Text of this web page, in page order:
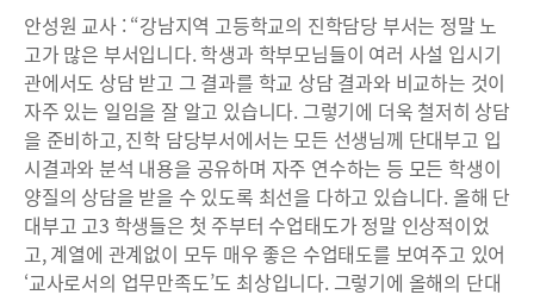
안성원 교사 : “강남지역 고등학교의 진학담당 부서는 정말 노
고가 많은 부서입니다. 학생과 학부모님들이 여러 사설 입시기
관에서도 상담 받고 그 결과를 학교 상담 결과와 비교하는 것이
자주 있는 일임을 잘 알고 있습니다. 그렇기에 더욱 철저히 상담
을 준비하고, 진학 담당부서에서는 모든 선생님께 단대부고 입
시결과와 분석 내용을 공유하며 자주 연수하는 등 모든 학생이
양질의 상담을 받을 수 있도록 최선을 다하고 있습니다. 올해 단
대부고 고3 학생들은 첫 주부터 수업태도가 정말 인상적이었
고, 계열에 관계없이 모두 매우 좋은 수업태도를 보여주고 있어
‘교사로서의 업무만족도’도 최상입니다. 그렇기에 올해의 단대